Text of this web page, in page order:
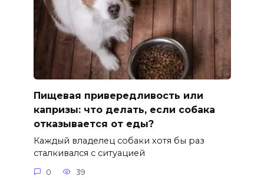
Пищевая привередливость или
капризы: что делать, если собака
отказывается от еды?
Каждый владелец собаки хотя бы раз
сталкивался с ситуацией
0 39